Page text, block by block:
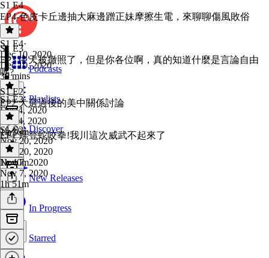
Podcasts
Playlists
Discover
New Releases
In Progress
Starred
S1 E4
EP4-色皮卡丘邊抽大麻邊蹭正妹摩擦生電，來聊聊傷風敗俗
S1 E4·
Dec 10, 2020
Dec 10, 2020
38 mins
S1 E3
EP3 中天被撤照了，但是你各位啊，真的知道什麼是言論自由
嗎?
S1 E3·
Dec 4, 2020
Dec 4, 2020
1h 36m
S1 E2
EP2 大選過後的美中關係討論
S1 E2·
Nov 20, 2020
Nov 20, 2020
1h 40m
EP1 拜登蛇咬拳!我川這次威武不起來了
Nov 7, 2020
Nov 7, 2020
1h 51m